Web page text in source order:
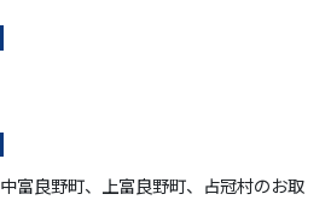
富良野町、上富良野町、占冠村のお取